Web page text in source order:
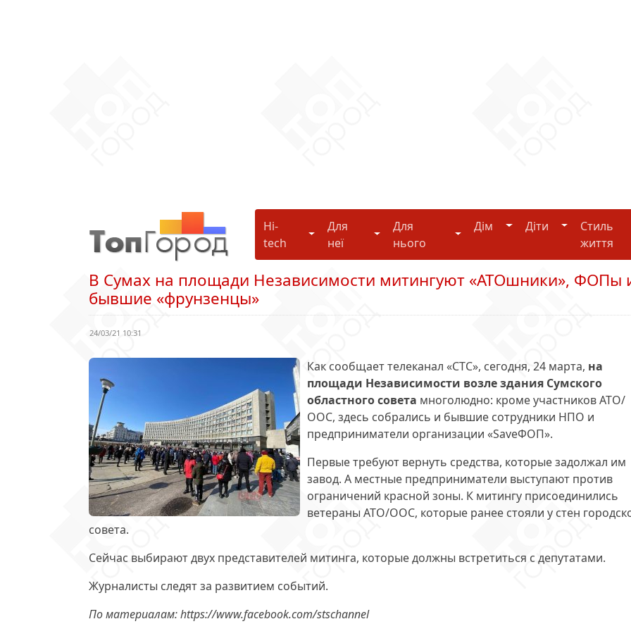
Hi-
tech
Hi-tech
Для
неї
Для неї
Для
нього
Для нього
Дім Дім Діти ДітиСтиль
життя
В Сумах на площади Независимости митингуют «АТОшники», ФОПы
бывшие «фрунзенцы»
24/03/21 10:31
Как сообщает телеканал «СТС», сегодня, 24 марта, на
площади Независимости возле здания Сумского
областного совета многолюдно: кроме участников АТО/
ООС, здесь собрались и бывшие сотрудники НПО и
предприниматели организации «SaveФОП».
Первые требуют вернуть средства, которые задолжал им
завод. А местные предприниматели выступают против
ограничений красной зоны. К митингу присоединились
ветераны АТО/ООС, которые ранее стояли у стен
совета.
Сейчас выбирают двух представителей митинга, которые должны встретиться с депутатами.
Журналисты следят за развитием событий.
По материалам: https://www.facebook.com/stschannel